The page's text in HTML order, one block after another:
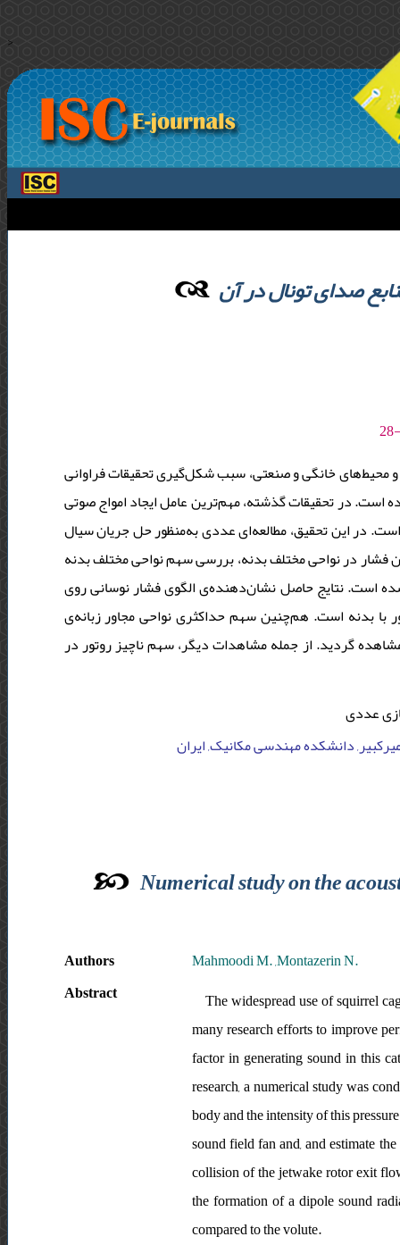
>
صدای تونال در آن
محیط‌های خانگی و صنعتی، سبب شکل‌گیری تحقیقات فراوانی
در تحقیقات گذشته، مهم‌ترین عامل ایجاد امواج صوتی
در این تحقیق، مطالعه‌ای عددی به‌منظور حل جریان سیال
فشار در نواحی مختلف بدنه، بررسی سهم نواحی مختلف بدنه
است. نتایج حاصل نشان‌دهنده‌ی الگوی فشار نوسانی روی
با بدنه است. هم‌چنین سهم حداکثری نواحی مجاور زبانه‌ی
گردید. از جمله مشاهدات دیگر، سهم ناچیز روتور در
عددی
دانشکده مهندسی مکانیک, ایران
Numerical study on the
Authors
Mahmoodi M. ,Montazerin N.
Abstract
The widespread use of squirrel
many research efforts to improve
factor in generating sound in this
research, a numerical study was
body and the intensity of this
sound field fan and, and estimate
collision of the jetwake rotor exit
the formation of a dipole sound
compared to the volute.